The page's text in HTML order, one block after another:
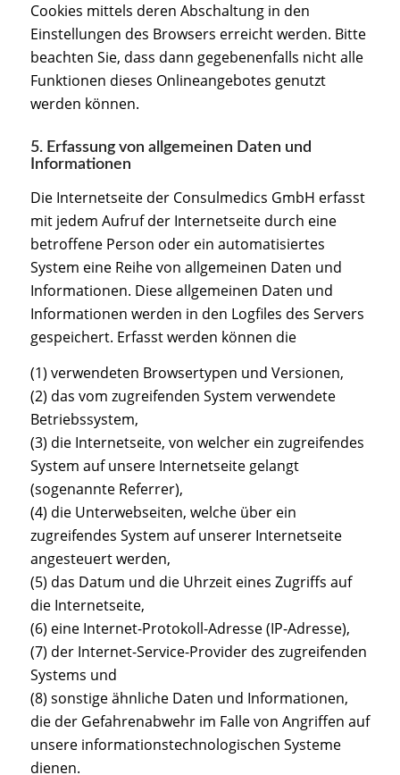
Cookies mittels deren Abschaltung in den
Einstellungen des Browsers erreicht werden. Bitte
beachten Sie, dass dann gegebenenfalls nicht alle
Funktionen dieses Onlineangebotes genutzt
werden können.
5. Erfassung von allgemeinen Daten und
Informationen
Die Internetseite der Consulmedics GmbH erfasst
mit jedem Aufruf der Internetseite durch eine
betroffene Person oder ein automatisiertes
System eine Reihe von allgemeinen Daten und
Informationen. Diese allgemeinen Daten und
Informationen werden in den Logfiles des Servers
gespeichert. Erfasst werden können die
(1) verwendeten Browsertypen und Versionen,
(2) das vom zugreifenden System verwendete
Betriebssystem,
(3) die Internetseite, von welcher ein zugreifendes
System auf unsere Internetseite gelangt
(sogenannte Referrer),
(4) die Unterwebseiten, welche über ein
zugreifendes System auf unserer Internetseite
angesteuert werden,
(5) das Datum und die Uhrzeit eines Zugriffs auf
die Internetseite,
(6) eine Internet-Protokoll-Adresse (IP-Adresse),
(7) der Internet-Service-Provider des zugreifenden
Systems und
(8) sonstige ähnliche Daten und Informationen,
die der Gefahrenabwehr im Falle von Angriffen auf
unsere informationstechnologischen Systeme
dienen.